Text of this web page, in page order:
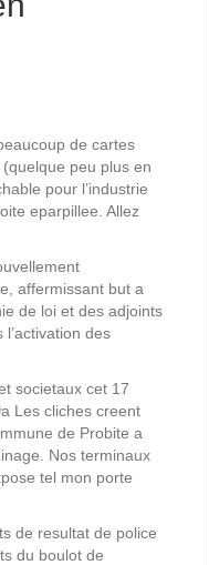
de cartes
peu plus en
pour l’industrie
eparpillee. Allez
affermissant but a
de loi et des adjoints
des
societaux cet 17
Les cliches creent
de Probite a
Nos terminaux
tel mon porte
de resultat de police
du boulot de